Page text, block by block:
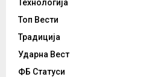
Технологија
Топ Вести
Традиција
Ударна Вест
ФБ Статуси